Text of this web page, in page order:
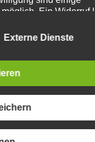
Ein Widerruf
per E-Mail. Die
eines
zu. Zuständige
Externe Dienste